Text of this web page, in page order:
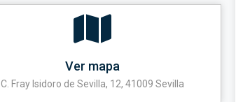
Ver mapa
C. Fray Isidoro de Sevilla, 12, 41009 Sevilla